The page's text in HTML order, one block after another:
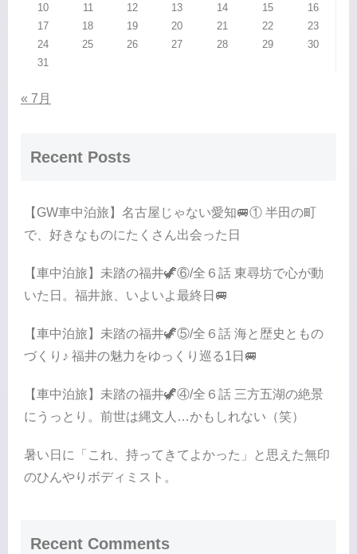
10
11 12 13 14 15
16
17
18 19 20 21 22
23
24
25 26 27 28 29
30
31
« 7月
Recent Posts
【GW車中泊旅】名古屋じゃない愛知🚐① 半田の町
で、好きなものにたくさん出会った日
【車中泊旅】未踏の福井🦖⑥/全６話 東尋坊で心が動
いた日。福井旅、いよいよ最終日🚐
【車中泊旅】未踏の福井🦖⑤/全６話 海と歴史ともの
づくり♪ 福井の魅力をゆっくり巡る1日🚐
【車中泊旅】未踏の福井🦖④/全６話 三方五湖の絶景
にうっとり。前世は縄文人…かもしれない（笑）
暑い日に「これ、持ってきてよかった」と思えた無印
のひんやりボディミスト。
Recent Comments